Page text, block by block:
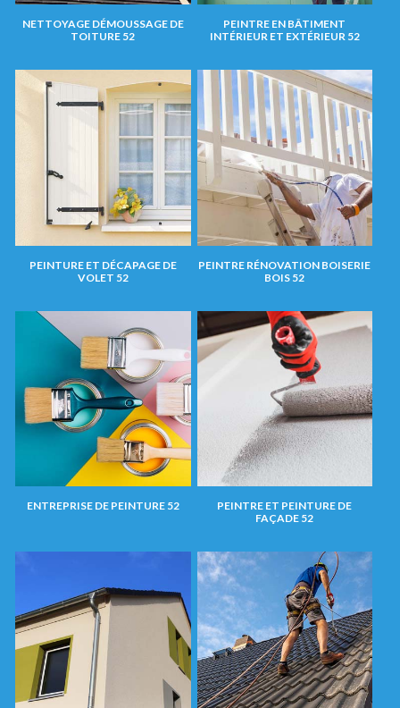
NETTOYAGE DÉMOUSSAGE DE
TOITURE 52
PEINTRE EN BÂTIMENT
INTÉRIEUR ET EXTÉRIEUR 52
PEINTURE ET DÉCAPAGE DE
VOLET 52
PEINTRE RÉNOVATION BOISERIE
BOIS 52
ENTREPRISE DE PEINTURE 52
PEINTRE ET PEINTURE DE
FAÇADE 52